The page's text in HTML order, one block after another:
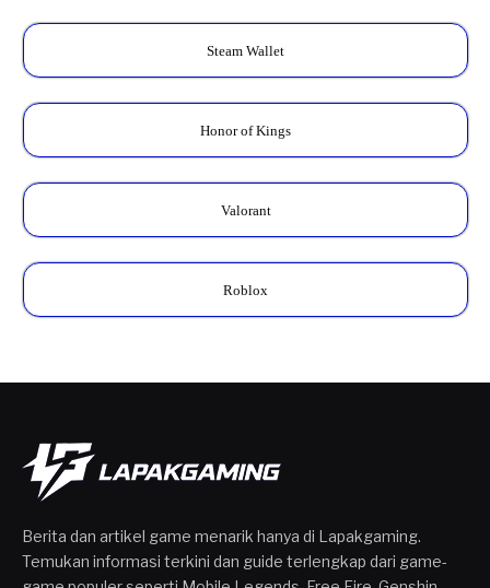
Steam Wallet
Honor of Kings
Valorant
Roblox
Berita dan artikel game menarik hanya di Lapakgaming.
Temukan informasi terkini dan guide terlengkap dari game-